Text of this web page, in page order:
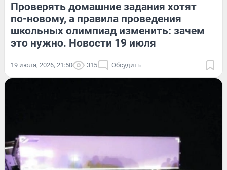
Проверять домашние задания хотят
по-новому, а правила проведения
школьных олимпиад изменить: зачем
это нужно. Новости 19 июля
19 июля, 2026, 21:50 315 Обсудить